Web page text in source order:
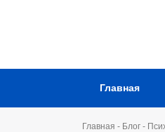
Главная
Главная - Блог -